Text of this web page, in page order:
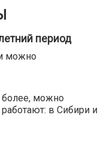
период
можно
более, можно
в Сибири и